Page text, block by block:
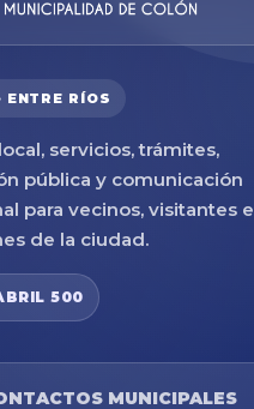
ENTRE RÍOS
servicios, trámites,
pública y comunicación
para vecinos, visitantes e
de la ciudad.
500
MUNICIPALES